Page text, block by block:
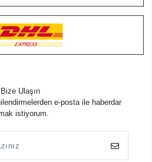
Bize Ulaşın
e-posta ile haberdar
istiyorum.